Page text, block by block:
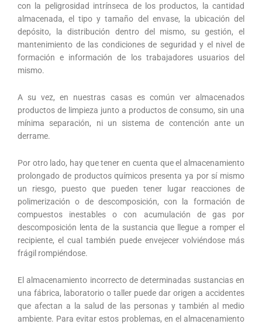
con la peligrosidad intrínseca de los productos, la cantidad
almacenada, el tipo y tamaño del envase, la ubicación del
depósito, la distribución dentro del mismo, su gestión, el
mantenimiento de las condiciones de seguridad y el nivel de
formación e información de los trabajadores usuarios del
mismo.
A su vez, en nuestras casas es común ver almacenados
productos de limpieza junto a productos de consumo, sin una
mínima separación, ni un sistema de contención ante un
derrame.
Por otro lado, hay que tener en cuenta que el almacenamiento
prolongado de productos químicos presenta ya por sí mismo
un riesgo, puesto que pueden tener lugar reacciones de
polimerización o de descomposición, con la formación de
compuestos inestables o con acumulación de gas por
descomposición lenta de la sustancia que llegue a romper el
recipiente, el cual también puede envejecer volviéndose más
frágil rompiéndose.
El almacenamiento incorrecto de determinadas sustancias en
una fábrica, laboratorio o taller puede dar origen a accidentes
que afectan a la salud de las personas y también al medio
ambiente. Para evitar estos problemas, en el almacenamiento